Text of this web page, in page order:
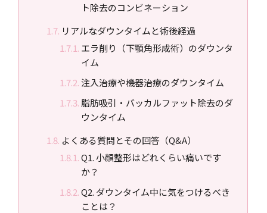
ト除去のコンビネーション
リアルなダウンタイムと術後経過
エラ削り（下顎角形成術）のダウンタ
イム
注入治療や機器治療のダウンタイム
脂肪吸引・バッカルファット除去のダ
ウンタイム
よくある質問とその回答（Q&A）
Q1. 小顔整形はどれくらい痛いです
か？
Q2. ダウンタイム中に気をつけるべき
ことは？